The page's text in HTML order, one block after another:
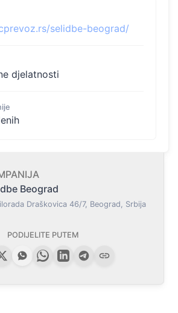
selidbe-beograd/
djelatnosti
Beograd
Draškovica 46/7, Beograd, Srbija
PODIJELITE PUTEM